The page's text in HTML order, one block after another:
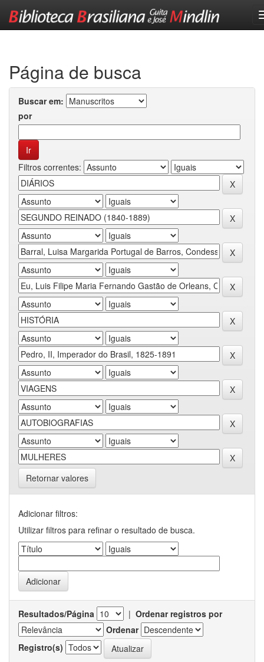
Página de busca
Buscar em:
por
Filtros correntes:
Retornar valores
Adicionar filtros:
Utilizar filtros para refinar o resultado de busca.
Resultados/Página | Ordenar registros por
Ordenar
Registro(s)